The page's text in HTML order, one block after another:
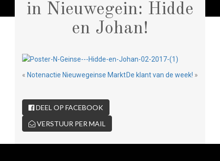
in Nieuwegein: Hidde
en Johan!
« Notenactie Nieuwegeinse MarktDe klant van de week! »
DEEL OP FACEBOOK
VERSTUUR PER MAIL